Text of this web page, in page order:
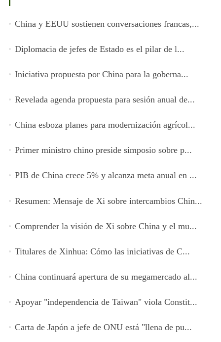
China y EEUU sostienen conversaciones francas,...
Diplomacia de jefes de Estado es el pilar de l...
Iniciativa propuesta por China para la goberna...
Revelada agenda propuesta para sesión anual de...
China esboza planes para modernización agrícol...
Primer ministro chino preside simposio sobre p...
PIB de China crece 5% y alcanza meta anual en ...
Resumen: Mensaje de Xi sobre intercambios Chin...
Comprender la visión de Xi sobre China y el mu...
Titulares de Xinhua: Cómo las iniciativas de C...
China continuará apertura de su megamercado al...
Apoyar "independencia de Taiwan" viola Constit...
Carta de Japón a jefe de ONU está "llena de pu...